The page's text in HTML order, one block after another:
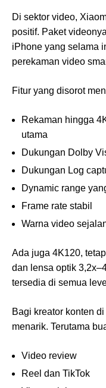
Di sektor video,
positif. Paket
iPhone yang selama
perekaman video
Fitur yang disorot
Rekaman hingga
utama
Dukungan Dolby
Dukungan Log
Dynamic range
Frame rate stabil
Warna video
Ada juga 4K120,
dan lensa optik
tersedia di semua
Bagi kreator konten
menarik. Terutama
Video review
Reel dan TikTok